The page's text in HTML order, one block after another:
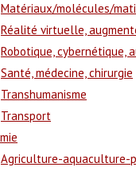
Matériaux/molécules/
Réalité virtuelle,
Robotique, cybernétique,
Santé, médecine, chirurgie
Transhumanisme
Transport
Agriculture-aquaculture-